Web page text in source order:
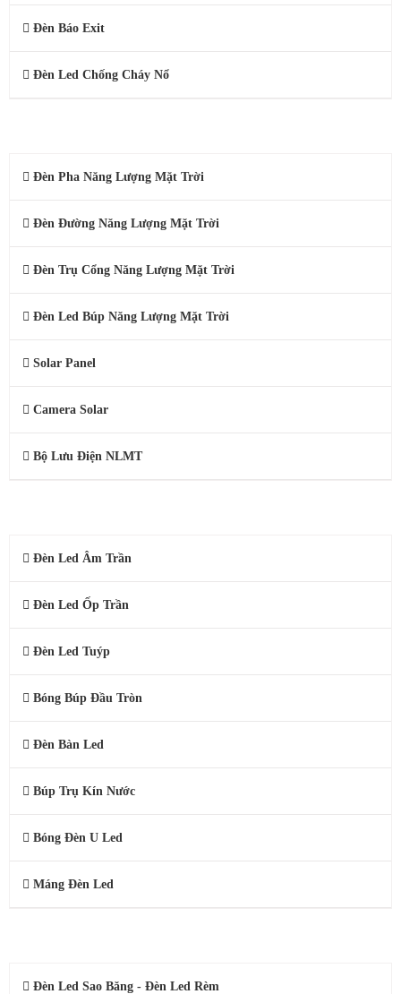
Đèn Báo Exit
Đèn Led Chống Cháy Nổ
Đèn Pha Năng Lượng Mặt Trời
Đèn Đường Năng Lượng Mặt Trời
Đèn Trụ Cổng Năng Lượng Mặt Trời
Đèn Led Búp Năng Lượng Mặt Trời
Solar Panel
Camera Solar
Bộ Lưu Điện NLMT
Đèn Led Âm Trần
Đèn Led Ốp Trần
Đèn Led Tuýp
Bóng Búp Đầu Tròn
Đèn Bàn Led
Búp Trụ Kín Nước
Bóng Đèn U Led
Máng Đèn Led
Đèn Led Sao Băng - Đèn Led Rèm